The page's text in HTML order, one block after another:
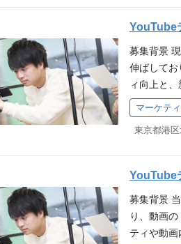
ーなどご担
びディレク
出から撮
視聴者が
がベスト
ネイル制
「視聴者
理 ・被写
整理 ・
・
ouTubeチ
で、ナレソ
テンツを提
う制作デ
スケジュ
ク、ブラ
砦」とし
から共有
・制作進行
表記揺れの
法的に問
た表現ト
ポジショ
YouTube
募集背景
伸ばしてお
ィ向上と
の成長を図
フェッショ
る、撮影
定、構図
演出 ┗音
トの配置
撮影デー
┗音声や映
マーケテ
東京都港
YouTube
募集背景
り、動画
ティや動画